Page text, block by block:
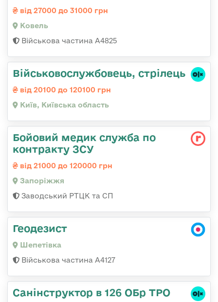
від 27000 до 31000 грн
Ковель
Військова частина А4825
Військовослужбовець, стрілець
від 20100 до 120100 грн
Київ, Київська область
Бойовий медик служба по
контракту ЗСУ
від 21000 до 120000 грн
Запоріжжя
Заводський РТЦК та СП
Геодезист
Шепетівка
Військова частина А4127
Санінструктор в 126 ОБр ТРО